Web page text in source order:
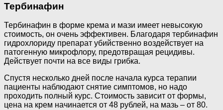
Тербинафин
Тербинафин в форме крема и мази имеет невысокую
стоимость, он очень эффективен. Благодаря тербинафин
гидрохлориду препарат убийственно воздействует на
патогенную микрофлору, предотвращая рецидивы.
Действует почти на все виды грибка.
Спустя несколько дней после начала курса терапии
пациенты наблюдают снятие симптомов, но надо
проходить полный курс. Стоимость зависит от формы,
цена на крем начинается от 48 рублей, на мазь – от 80.